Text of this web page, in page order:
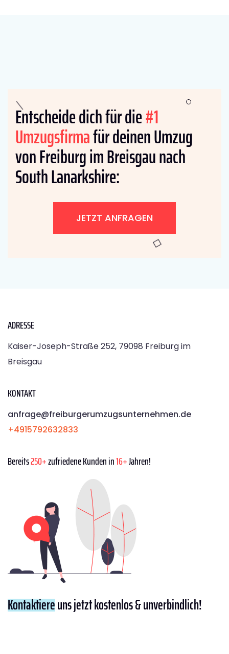
Entscheide dich für die#1
Umzugsfirmafür deinen Umzug
von Freiburg im Breisgau nach
South Lanarkshire:
JETZT ANFRAGEN
ADRESSE
Kaiser-Joseph-Straße 252, 79098 Freiburg im
Breisgau
KONTAKT
anfrage@freiburgerumzugsunternehmen.de
+4915792632833
Bereits250+zufriedene Kunden in16+Jahren!
Kontaktiereuns jetzt kostenlos & unverbindlich!